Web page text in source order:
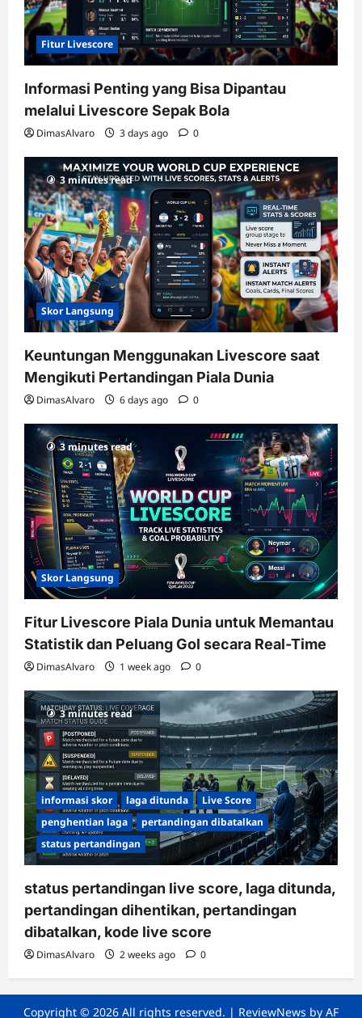
Fitur Livescore
Informasi Penting yang Bisa Dipantau
melalui Livescore Sepak Bola
DimasAlvaro 3 days ago 0
3 minutes read
Skor Langsung
Keuntungan Menggunakan Livescore saat
Mengikuti Pertandingan Piala Dunia
DimasAlvaro 6 days ago 0
3 minutes read
Skor Langsung
Fitur Livescore Piala Dunia untuk Memantau
Statistik dan Peluang Gol secara Real-Time
DimasAlvaro 1 week ago 0
3 minutes read
informasi skor laga ditunda
Live Score
penghentian laga
pertandingan dibatalkan
status pertandingan
status pertandingan live score, laga ditunda,
pertandingan dihentikan, pertandingan
dibatalkan, kode live score
DimasAlvaro 2 weeks ago 0
Copyright © 2026 All rights reserved. | ReviewNews by AF